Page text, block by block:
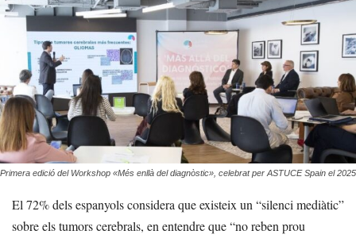
Primera edició del Workshop «Més enllà del diagnòstic», celebrat per ASTUCE Spain el 2025
El 72% dels espanyols considera que existeix un “silenci mediàtic”
sobre els tumors cerebrals, en entendre que “no reben prou